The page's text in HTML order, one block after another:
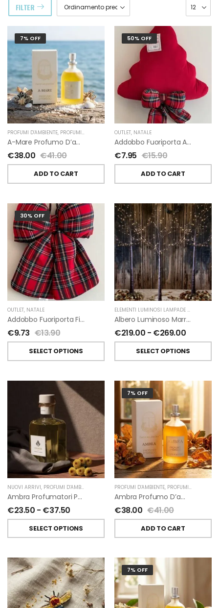
FILTER
7% OFF
PROFUMI D'AMBIENTE, PROFUMI D'AMBIENTE FIORIRA' UN GIARDINO
A-Mare Profumo D’ambiente Di Fiorirà Un Giardino
€38.00 €41.00
ADD TO CART
50% OFF
OUTLET, NATALE
Addobbo Fuoriporta Alberello Velluto Rosso Con Fiocchetto Tartan
€7.95 €15.90
ADD TO CART
30% OFF
OUTLET, NATALE
Addobbo Fuoriporta Fiocco In Velluto Rosso O In Tartan
€9.73 €13.90
SELECT OPTIONS
ELEMENTI LUMINOSI LAMPADE E LED
Albero Luminoso Marrone Interno-Esterno Di Fiorirà Un Giardino
€219.00 - €269.00
SELECT OPTIONS
NUOVI ARRIVI, PROFUMI D'AMBIENTE PROFUMATORI A BASTONCINI ,CHIARA FIRENZE
Ambra Profumatori Per Ambiente A Bastoncini Di Chiara Firenze
€23.50 - €37.50
SELECT OPTIONS
7% OFF
PROFUMI D'AMBIENTE, PROFUMI D'AMBIENTE FIORIRA' UN GIARDINO
Ambra Profumo D’ambiente Di Fiorirà Un Giardino
€38.00 €41.00
ADD TO CART
7% OFF